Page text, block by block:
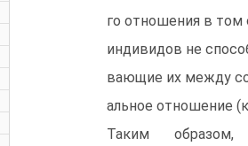
го отношения в том
индивидов не
вающие их между
альное отношение
Таким образом,